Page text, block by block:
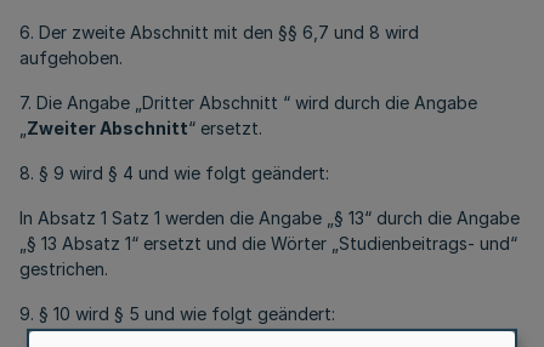
6. Der zweite Abschnitt mit den §§ 6,7 und 8 wird
aufgehoben.
7. Die Angabe „Dritter Abschnitt “ wird durch die Angabe
Zweiter Abschnitt“ ersetzt.
8. § 9 wird § 4 und wie folgt geändert:
In Absatz 1 Satz 1 werden die Angabe „§ 13“ durch die Angabe
„§ 13 Absatz 1“ ersetzt und die Wörter „Studienbeitrags- und“
gestrichen.
9. § 10 wird § 5 und wie folgt geändert: